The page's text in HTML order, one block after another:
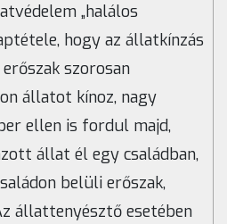
„halálos
hogy az állatkínzás
szorosan
állatot kínoz, nagy
ellen is fordul majd,
állat él egy családban,
belüli erőszak,
állattenyésztő esetében